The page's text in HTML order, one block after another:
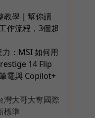
教學｜幫你讀
作流程，3個超
：MSI 如何用
14 Flip
電與 Copilot+
灣大哥大奪國際
標準